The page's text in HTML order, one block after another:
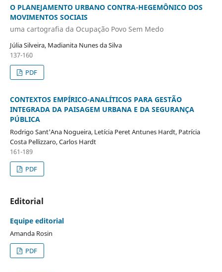
O PLANEJAMENTO URBANO CONTRA-HEGEMÔNICO DOS
MOVIMENTOS SOCIAIS
uma cartografia da Ocupação Povo Sem Medo
Júlia Silveira, Madianita Nunes da Silva
137-160
PDF
CONTEXTOS EMPÍRICO-ANALÍTICOS PARA GESTÃO
INTEGRADA DA PAISAGEM URBANA E DA SEGURANÇA
PÚBLICA
Rodrigo Sant'Ana Nogueira, Letícia Peret Antunes Hardt, Patrícia
Costa Pellizzaro, Carlos Hardt
161-189
PDF
Editorial
Equipe editorial
Amanda Rosin
PDF